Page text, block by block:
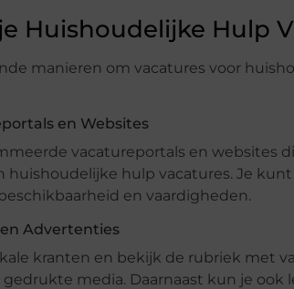
Huishoudelijke Hulp
manieren om vacatures voor
en Websites
vacatureportals en websites
huishoudelijke hulp vacatures. Je
en vaardigheden.
Advertenties
kranten en bekijk de rubriek met
media. Daarnaast kun je